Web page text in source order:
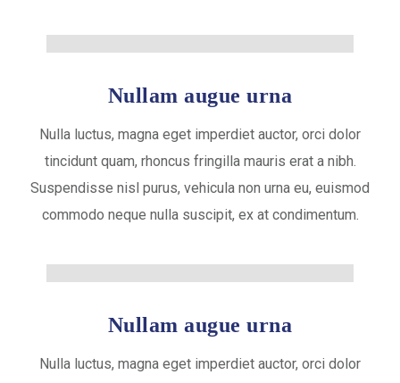
Nullam augue urna
Nulla luctus, magna eget imperdiet auctor, orci dolor
tincidunt quam, rhoncus fringilla mauris erat a nibh.
Suspendisse nisl purus, vehicula non urna eu, euismod
commodo neque nulla suscipit, ex at condimentum.
Nullam augue urna
Nulla luctus, magna eget imperdiet auctor, orci dolor